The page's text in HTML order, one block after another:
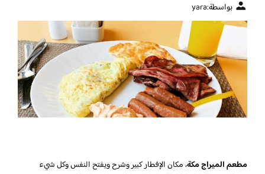
بواسطة:yara
مطعم الميراج مكة، مكان الإفطار كبير وشرح ويفتح النفس وكل شيء